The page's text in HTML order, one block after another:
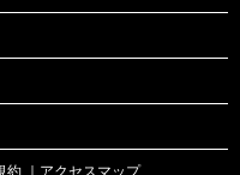
約 ｜アクセスマップ